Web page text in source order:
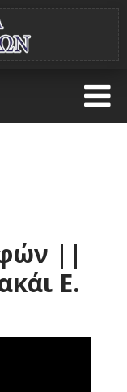
||
Ε.